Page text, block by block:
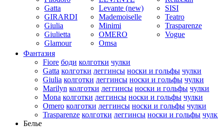
Gatta
GIRARDI
Giulia
Giulietta
Glamour
Levante (new)
Mademoiselle
Minimi
OMERO
Omsa
SISI
Teatro
Trasparenze
Vogue
Фантазия
Fiore боди колготки чулки
Gatta колготки леггинсы носки и гольфы чулки
Giulia колготки леггинсы носки и гольфы чулки
Marilyn колготки леггинсы носки и гольфы чулки
Mona колготки леггинсы носки и гольфы чулки
Omero колготки леггинсы носки и гольфы чулки
Trasparenze колготки леггинсы носки и гольфы
Белье